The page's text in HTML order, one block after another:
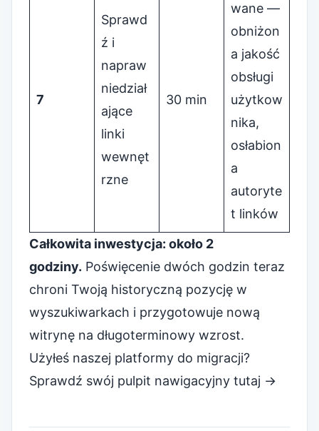
7
Sprawd
ź i
napraw
niedział
ające
linki
wewnęt
rzne
30 min
wane —
obniżon
a jakość
obsługi
użytkow
nika,
osłabion
a
autoryte
t linków
Całkowita inwestycja: około 2
godziny. Poświęcenie dwóch godzin teraz
chroni Twoją historyczną pozycję w
wyszukiwarkach i przygotowuje nową
witrynę na długoterminowy wzrost.
Użyłeś naszej platformy do migracji?
Sprawdź swój pulpit nawigacyjny tutaj →